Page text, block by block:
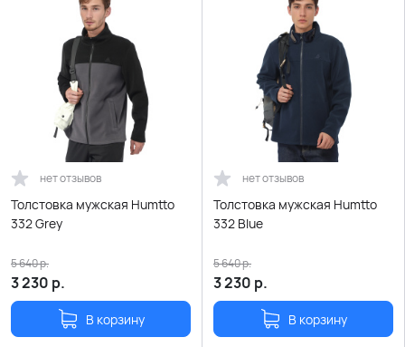
нет отзывов
Толстовка мужская Humtto
332 Grey
3 230 р.
5 640р.
В корзину
нет отзывов
Толстовка мужская Humtto
332 Blue
3 230 р.
5 640р.
В корзину